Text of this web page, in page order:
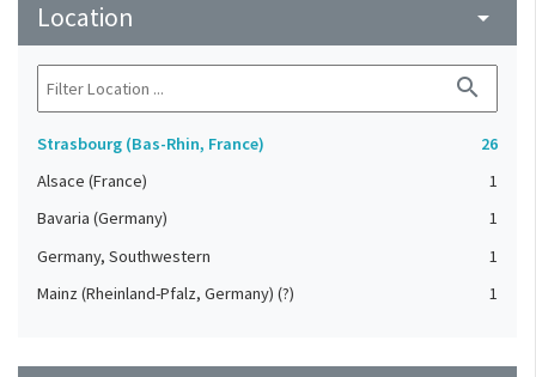
Location arrow_drop_down
search
Strasbourg (Bas-Rhin, France)
26
Alsace (France)
1
Bavaria (Germany)
1
Germany, Southwestern
1
Mainz (Rheinland-Pfalz, Germany) (?)
1